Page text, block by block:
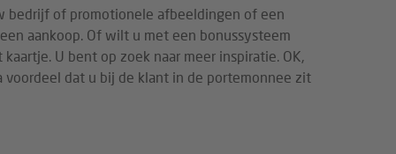
bedrijf of promotionele afbeeldingen of een
aankoop. Of wilt u met een bonussysteem
U bent op zoek naar meer inspiratie. OK,
dat u bij de klant in de portemonnee zit